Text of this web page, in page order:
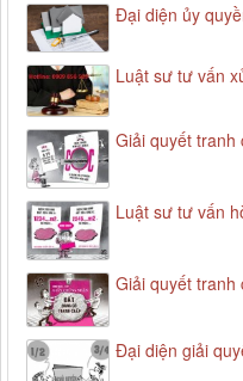
Đại diện ủy
Luật sư tư vấn
Giải quyết tranh
Luật sư tư vấn
Giải quyết tranh
Đại diện giải